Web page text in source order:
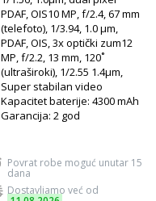
PDAF, OIS10 MP, f/2.4, 67 mm
(telefoto), 1/3.94, 1.0 µm,
PDAF, OIS, 3x optički zum12
MP, f/2.2, 13 mm, 120˚
(ultraširoki), 1/2.55 1.4µm,
Super stabilan video
Kapacitet baterije: 4300 mAh
Garancija: 2 god
Povrat robe moguć unutar 15
dana
Dostavljamo već od